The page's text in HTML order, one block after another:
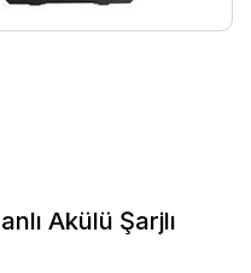
Akülü Şarjlı